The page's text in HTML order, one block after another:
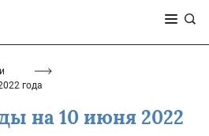
года
на 10 июня 2022